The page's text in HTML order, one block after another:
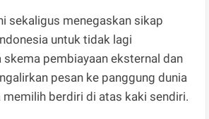
sekaligus menegaskan sikap
untuk tidak lagi
skema pembiayaan eksternal dan
pesan ke panggung dunia
memilih berdiri di atas kaki sendiri.